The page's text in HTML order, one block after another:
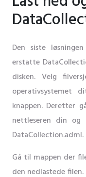
Den siste
erstatte
disken. Velg
operativsystemet
knappen. Deretter
nettleseren din og
DataCollection.adml.
Gå til mappen der
den nedlastede